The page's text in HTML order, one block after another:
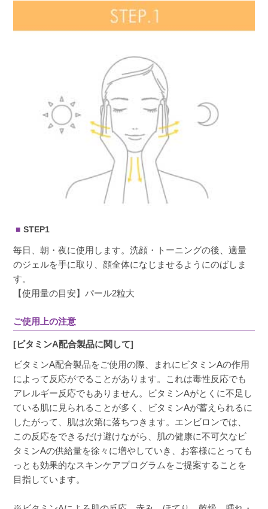
STEP1
毎日、朝・夜に使用します。洗顔・トーニングの後、適量
のジェルを手に取り、顔全体になじませるようにのばしま
す。
【使用量の目安】パール2粒大
ご使用上の注意
[ビタミンA配合製品に関して]
ビタミンA配合製品をご使用の際、まれにビタミンAの作用
によって反応がでることがあります。これは毒性反応でも
アレルギー反応でもありません。ビタミンAがとくに不足し
ている肌に見られることが多く、ビタミンAが蓄えられるに
したがって、肌は次第に落ちつきます。エンビロンでは、
この反応をできるだけ避けながら、肌の健康に不可欠なビ
タミンAの供給量を徐々に増やしていき、お客様にとっても
っとも効果的なスキンケアプログラムをご提案することを
目指しています。